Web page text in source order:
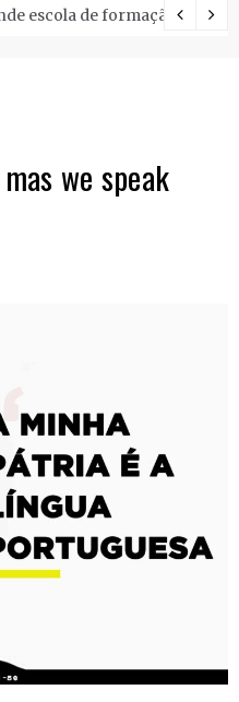
escola de formação.
we speak